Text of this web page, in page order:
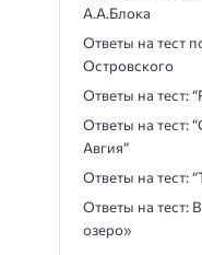
А.А.Блока
Ответы на тест
Островского
Ответы на тест:
Ответы на тест:
Авгия”
Ответы на тест:
Ответы на тест:
озеро»